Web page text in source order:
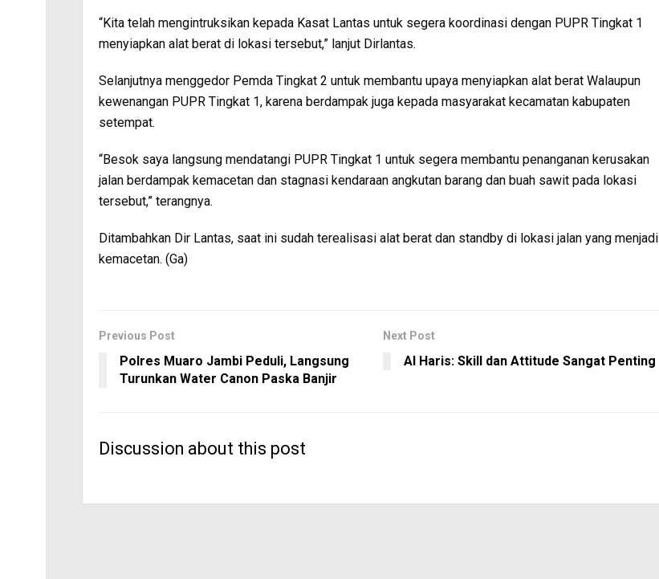
“Kita telah mengintruksikan kepada Kasat Lantas untuk segera koordinasi dengan PUPR Tingkat 1
menyiapkan alat berat di lokasi tersebut,” lanjut Dirlantas.
Selanjutnya menggedor Pemda Tingkat 2 untuk membantu upaya menyiapkan alat berat Walaupun
kewenangan PUPR Tingkat 1, karena berdampak juga kepada masyarakat kecamatan kabupaten
setempat.
“Besok saya langsung mendatangi PUPR Tingkat 1 untuk segera membantu penanganan kerusakan
jalan berdampak kemacetan dan stagnasi kendaraan angkutan barang dan buah sawit pada lokasi
tersebut,” terangnya.
Ditambahkan Dir Lantas, saat ini sudah terealisasi alat berat dan standby di lokasi jalan yang menjadi
kemacetan. (Ga)
Previous Post
Polres Muaro Jambi Peduli, Langsung
Turunkan Water Canon Paska Banjir
Next Post
Al Haris: Skill dan Attitude Sangat Penting
Discussion about this post